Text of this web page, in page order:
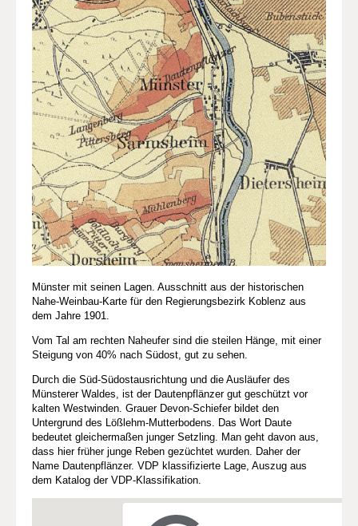
Münster mit seinen Lagen. Ausschnitt aus der historischen
Nahe-Weinbau-Karte für den Regierungsbezirk Koblenz aus
dem Jahre 1901.
Vom Tal am rechten Naheufer sind die steilen Hänge, mit einer
Steigung von 40% nach Südost, gut zu sehen.
Durch die Süd-Südostausrichtung und die Ausläufer des
Münsterer Waldes, ist der Dautenpflänzer gut geschützt vor
kalten Westwinden. Grauer Devon-Schiefer bildet den
Untergrund des Lößlehm-Mutterbodens. Das Wort Daute
bedeutet gleichermaßen junger Setzling. Man geht davon aus,
dass hier früher junge Reben gezüchtet wurden. Daher der
Name Dautenpflänzer. VDP klassifizierte Lage, Auszug aus
dem Katalog der VDP-Klassifikation.